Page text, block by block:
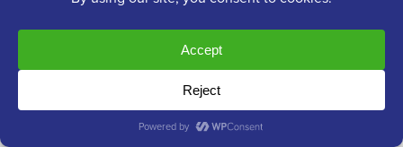
der Segmentierung unterstützt.